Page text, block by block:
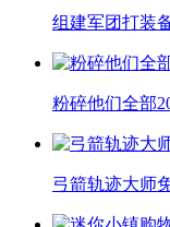
组建军团打装
粉碎他们全部
弓箭轨迹大师